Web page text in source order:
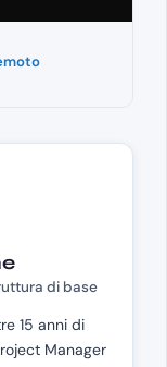
di base
15 anni di
Manager